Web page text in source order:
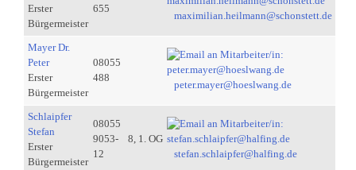
Erster
Bürgermeister
655
maximilian.heilmann@schonstett.de
Mayer Dr.
Peter
Erster
Bürgermeister
08055
488
peter.mayer@hoeslwang.de
Schlaipfer
Stefan
Erster
Bürgermeister
08055
9053-
12
8, 1. OG
stefan.schlaipfer@halfing.de